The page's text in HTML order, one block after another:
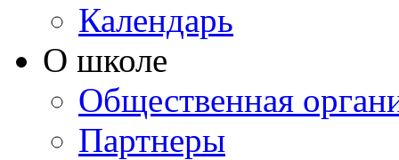
Календарь
О школе
Общественная
Партнеры